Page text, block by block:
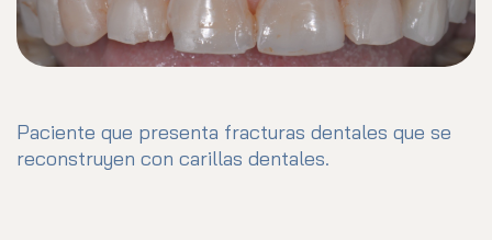
Paciente que presenta fracturas dentales que se
reconstruyen con carillas dentales.